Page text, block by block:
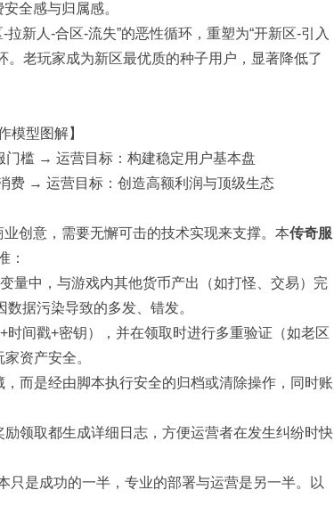
全感与归属感。
拉新人-合区-流失”的恶性循环，重塑为“开新区-引入
老玩家成为新区最优质的种子用户，显著降低了
模型图解】
槛 → 运营目标：构建稳定用户基本盘
费 → 运营目标：创造高额利润与顶级生态
创意，需要无懈可击的技术实现来支撑。本传奇服
：
量中，与游戏内其他货币产出（如打怪、交易）完
据污染导致的多发、错发。
时间戳+密钥），并在领取时进行多重验证（如老区
资产安全。
，而是经由脚本执行安全的归档或清除操作，同时账
领取都生成详细日志，方便运营者在发生纠纷时快
只是成功的一半，专业的部署与运营是另一半。以